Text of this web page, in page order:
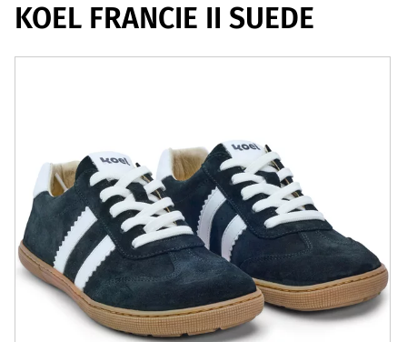
KOEL FRANCIE II SUEDE